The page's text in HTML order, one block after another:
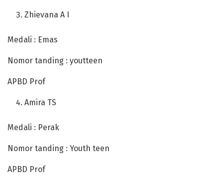
Zhievana A I
Medali : Emas
Nomor tanding : youtteen
APBD Prof
Amira TS
Medali : Perak
Nomor tanding : Youth teen
APBD Prof